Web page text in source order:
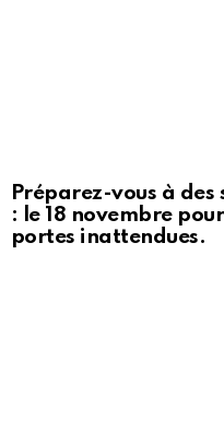
Préparez-vous à
: le 18 novembre
portes inattendues.